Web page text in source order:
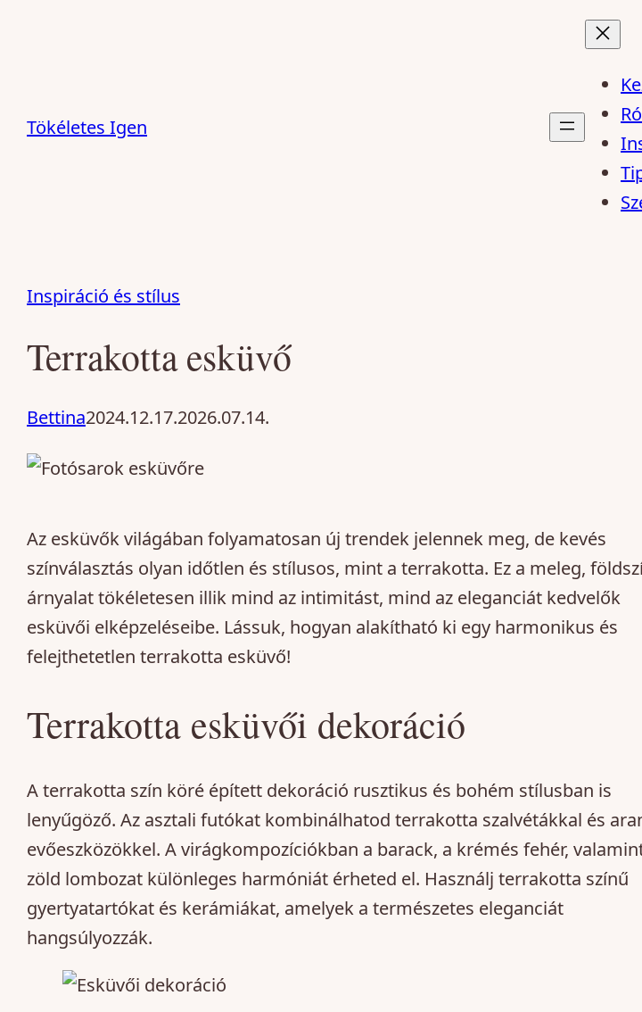
Tökéletes Igen
Inspiráció és stílus
Terrakotta esküvő
Bettina2024.12.17.2026.07.14.
Az esküvők világában folyamatosan új trendek jelennek meg, de kevés
színválasztás olyan időtlen és stílusos, mint a terrakotta. Ez a meleg,
árnyalat tökéletesen illik mind az intimitást, mind az eleganciát kedvelők
esküvői elképzeléseibe. Lássuk, hogyan alakítható ki egy harmonikus és
felejthetetlen terrakotta esküvő!
Terrakotta esküvői dekoráció
A terrakotta szín köré épített dekoráció rusztikus és bohém stílusban is
lenyűgöző. Az asztali futókat kombinálhatod terrakotta szalvétákkal és
evőeszközökkel. A virágkompozíciókban a barack, a krémés fehér,
zöld lombozat különleges harmóniát érheted el. Használj terrakotta színű
gyertyatartókat és kerámiákat, amelyek a természetes eleganciát
hangsúlyozzák.